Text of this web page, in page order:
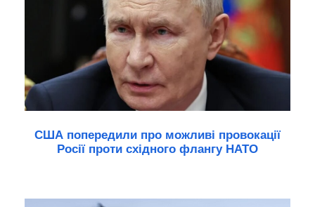
США попередили про можливі провокації
Росії проти східного флангу НАТО